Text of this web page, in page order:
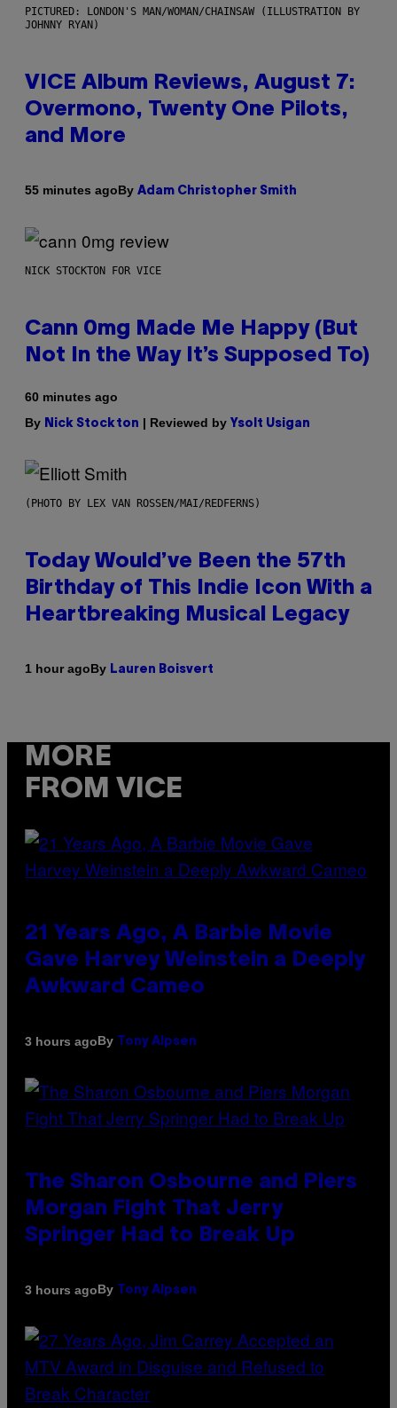
PICTURED: LONDON'S MAN/WOMAN/CHAINSAW (ILLUSTRATION BY
JOHNNY RYAN)
VICE Album Reviews, August 7:
Overmono, Twenty One Pilots,
and More
55 minutes agoBy Adam Christopher Smith
NICK STOCKTON FOR VICE
Cann 0mg Made Me Happy (But
Not In the Way It’s Supposed To)
60 minutes ago
By Nick Stockton | Reviewed by Ysolt Usigan
(PHOTO BY LEX VAN ROSSEN/MAI/REDFERNS)
Today Would’ve Been the 57th
Birthday of This Indie Icon With a
Heartbreaking Musical Legacy
1 hour agoBy Lauren Boisvert
MORE
FROM VICE
21 Years Ago, A Barbie Movie
Gave Harvey Weinstein a Deeply
Awkward Cameo
3 hours agoBy Tony Alpsen
The Sharon Osbourne and Piers
Morgan Fight That Jerry
Springer Had to Break Up
3 hours agoBy Tony Alpsen